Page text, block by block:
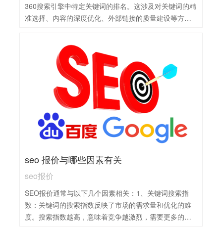
360搜索引擎中特定关键词的排名。这涉及对关键词的精
准选择、内容的深度优化、外部链接的质量建设等方
seo 报价与哪些因素有关
seo报价
SEO报价通常与以下几个因素相关：1、关键词搜索指
数：关键词的搜索指数反映了市场的需求量和优化的难
度。搜索指数越高，意味着竞争越激烈，需要更多的努